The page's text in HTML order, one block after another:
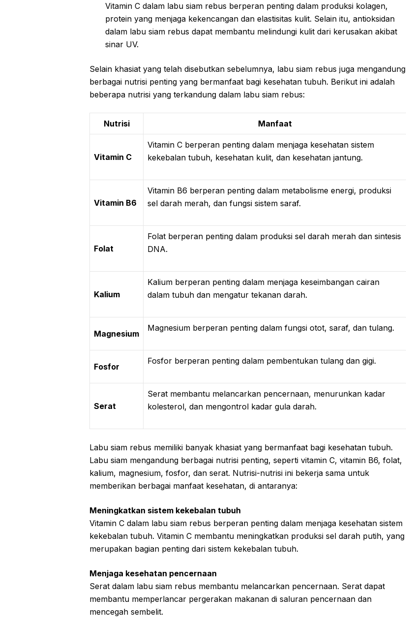
Vitamin C dalam labu siam rebus berperan penting dalam produksi kolagen,
protein yang menjaga kekencangan dan elastisitas kulit. Selain itu, antioksidan
dalam labu siam rebus dapat membantu melindungi kulit dari kerusakan akibat
sinar UV.
Selain khasiat yang telah disebutkan sebelumnya, labu siam rebus juga mengandung
berbagai nutrisi penting yang bermanfaat bagi kesehatan tubuh. Berikut ini adalah
beberapa nutrisi yang terkandung dalam labu siam rebus:
Nutrisi Manfaat
Vitamin C
Vitamin C berperan penting dalam menjaga kesehatan sistem
kekebalan tubuh, kesehatan kulit, dan kesehatan jantung.
Vitamin B6
Vitamin B6 berperan penting dalam metabolisme energi, produksi
sel darah merah, dan fungsi sistem saraf.
Folat
Folat berperan penting dalam produksi sel darah merah dan sintesis
DNA.
Kalium
Kalium berperan penting dalam menjaga keseimbangan cairan
dalam tubuh dan mengatur tekanan darah.
Magnesium
Magnesium berperan penting dalam fungsi otot, saraf, dan tulang.
Fosfor
Fosfor berperan penting dalam pembentukan tulang dan gigi.
Serat
Serat membantu melancarkan pencernaan, menurunkan kadar
kolesterol, dan mengontrol kadar gula darah.
Labu siam rebus memiliki banyak khasiat yang bermanfaat bagi kesehatan tubuh.
Labu siam mengandung berbagai nutrisi penting, seperti vitamin C, vitamin B6, folat,
kalium, magnesium, fosfor, dan serat. Nutrisi-nutrisi ini bekerja sama untuk
memberikan berbagai manfaat kesehatan, di antaranya:
Meningkatkan sistem kekebalan tubuh
Vitamin C dalam labu siam rebus berperan penting dalam menjaga kesehatan sistem
kekebalan tubuh. Vitamin C membantu meningkatkan produksi sel darah putih, yang
merupakan bagian penting dari sistem kekebalan tubuh.
Menjaga kesehatan pencernaan
Serat dalam labu siam rebus membantu melancarkan pencernaan. Serat dapat
membantu memperlancar pergerakan makanan di saluran pencernaan dan
mencegah sembelit.